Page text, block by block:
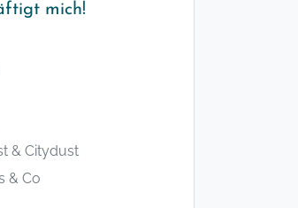
mich!
& Citydust
& Co